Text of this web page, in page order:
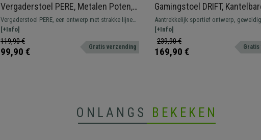
Vergaderstoel PERE, Metalen Poten,
Houten Zitting, Kleur Paars
Vergaderstoel PERE, een ontwerp met strakke lijnen,
een metalen frame en stevig houten zitting en
rugleuning.
[+Info]
119,90 €
99,90 € Gratis verzending
Gamingstoel DRIFT,
Rugleuning, Sportief
Zwart/Blauw Leder
Aantrekkelijk sportief ontwerp,
uiterst comfortabel voor uren
[+Info]
239,90 €
169,90 € Gratis
ONLANGS BEKEKEN